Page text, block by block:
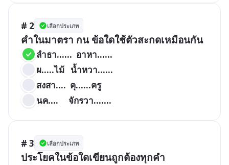
# 2 เลือกประเภท
คำในมาตรา กน ข้อใดใช้ตัวสะกดเหมือนกัน
ลำธา……  อาหา……
ผ…..ไม้   น้ำหวา……
สงสา….  คุ……ครู
นค….     จักรวา…….
# 3 เลือกประเภท
ประโยคในข้อใดเขียนถูกต้องทุกคำ